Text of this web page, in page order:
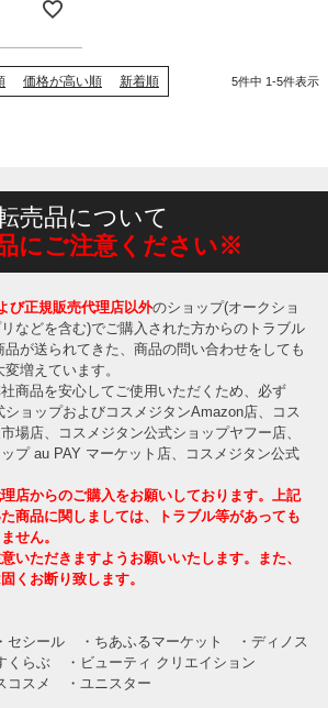
価格が高い順 新着順 5件中 1-5件表示
売品について
にご注意ください※
び正規販売代理店以外のショップ(オークショ
などを含む)でご購入された方からのトラブル
が送られてきた、商品の問い合わせをしても
増えています。
商品を安心してご使用いただくため、必ず
ショップおよびコスメジタンAmazon店、コス
場店、コスメジタン公式ショップヤフー店、
プ au PAY マーケット店、コスメジタン公式
店からのご購入をお願いしております。上記
商品に関しましては、トラブル等があっても
せん。
いただきますようお願いいたします。また、
くお断り致します。
・セシール ・ちあふるマーケット
・ディノス
くらぶ
・ビューティ クリエイション
コスメ ・ユニスター